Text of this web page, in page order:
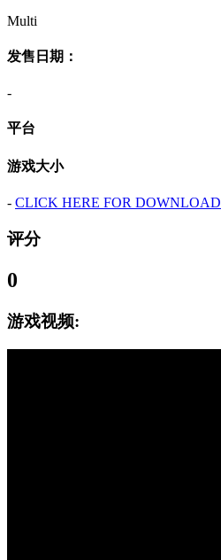
Multi
发售日期：
-
平台
游戏大小
- CLICK HERE FOR DOWNLOAD
评分
0
游戏视频: